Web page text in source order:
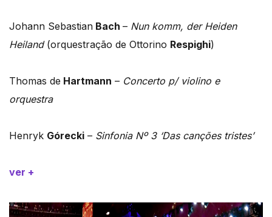
Johann Sebastian Bach – Nun komm, der Heiden
Heiland(orquestração de Ottorino Respighi)
Thomas de Hartmann – Concerto p/ violino e
orquestra
Henryk Górecki – Sinfonia Nº 3 ‘Das canções tristes’
ver +